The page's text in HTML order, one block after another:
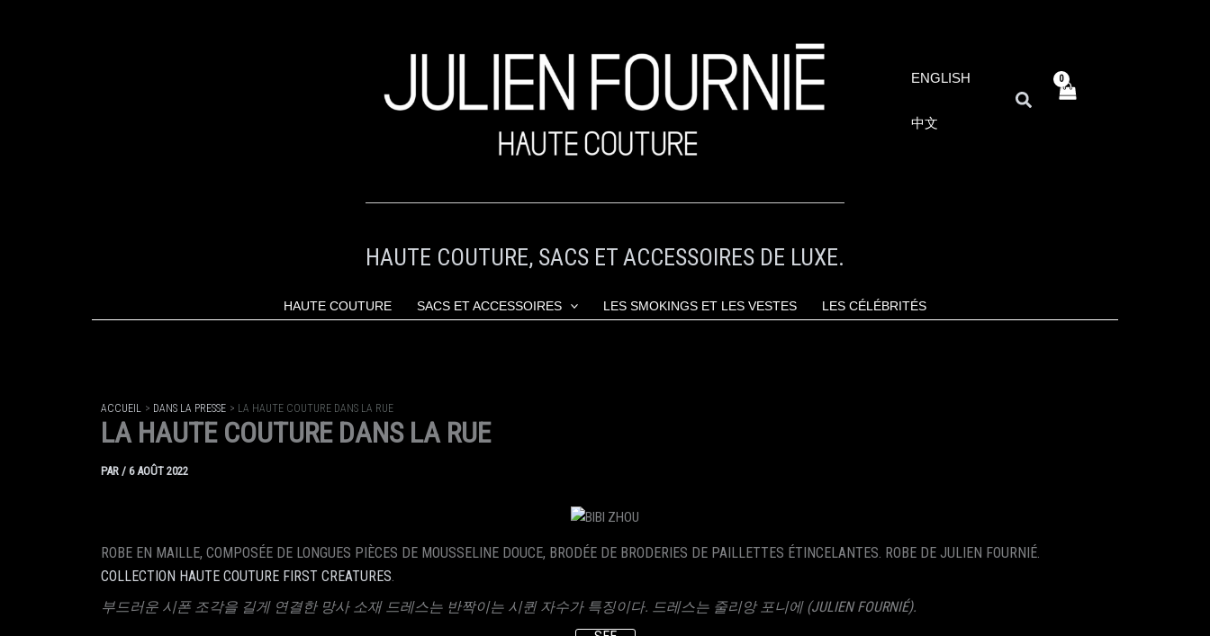
ENGLISH
中文
RECHERCHER
HAUTE COUTURE, SACS ET ACCESSOIRES DE LUXE.
HAUTE COUTURE SACS ET ACCESSOIRES LES SMOKINGS ET LES VESTES LES CÉLÉBRITÉS
ACCUEIL DANS LA PRESSE LA HAUTE COUTURE DANS LA RUE
LA HAUTE COUTURE DANS LA RUE
PAR / 6 AOÛT 2022
ROBE EN MAILLE, COMPOSÉE DE LONGUES PIÈCES DE MOUSSELINE DOUCE, BRODÉE DE BRODERIES DE PAILLETTES ÉTINCELANTES. ROBE DE JULIEN FOURNIÉ.
COLLECTION HAUTE COUTURE FIRST CREATURES
부드러운 시폰 조각을 길게 연결한 망사 소재 드레스는 반짝이는 시퀸 자수가 특징이다. 드레스는 줄리앙 포니에 (JULIEN FOURNIÉ).